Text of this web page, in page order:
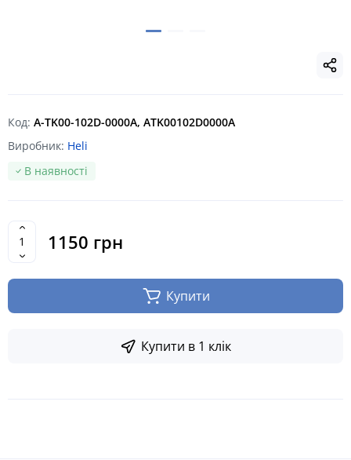
Код: A-TK00-102D-0000A, ATK00102D0000A
Виробник: Heli
В наявності
1150 грн
Купити
Купити в 1 клік